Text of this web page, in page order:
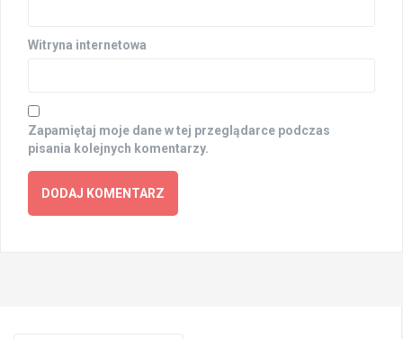
Witryna internetowa
Zapamiętaj moje dane w tej przeglądarce podczas
pisania kolejnych komentarzy.